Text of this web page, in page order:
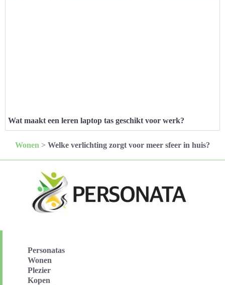
Wat maakt een leren laptop tas geschikt voor werk?
Wonen > Welke verlichting zorgt voor meer sfeer in huis?
Personatas
Wonen
Plezier
Kopen